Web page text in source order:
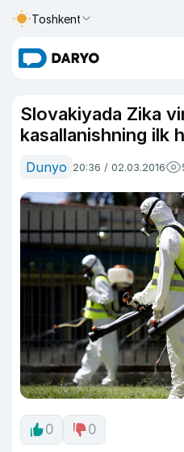
Toshkent
Slovakiyada Zika
kasallanishning ilk
Dunyo 20:36 / 02.03.2016
0 0